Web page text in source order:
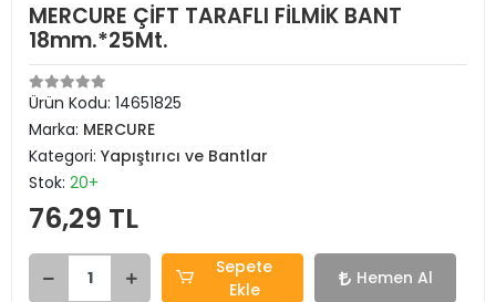
MERCURE ÇİFT TARAFLI FİLMİK BANT
18mm.*25Mt.
Ürün Kodu: 14651825
Marka: MERCURE
Kategori: Yapıştırıcı ve Bantlar
Stok: 20+
76,29 TL
Sepete
Ekle
Hemen Al